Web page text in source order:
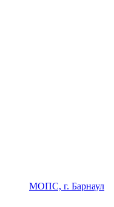
МОПС, г. Барнаул